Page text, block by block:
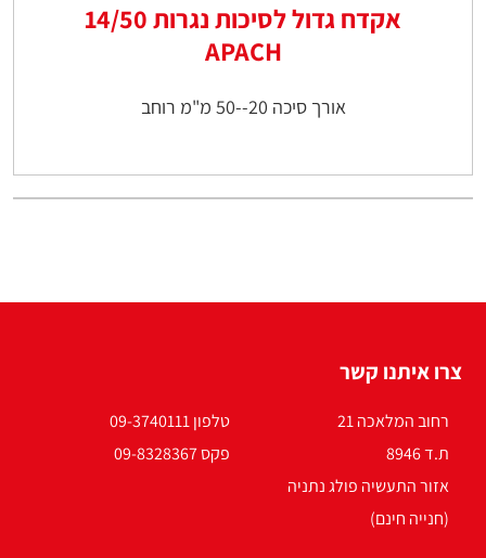
אקדח גדול לסיכות נגרות 14/50
APACH
אורך סיכה 20--50 מ"מ רוחב
צרו איתנו קשר
רחוב המלאכה 21
ת.ד 8946
אזור התעשיה פולג נתניה
(חנייה חינם)
טלפון 09-3740111
פקס 09-8328367